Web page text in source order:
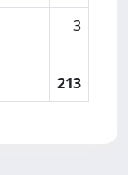
3
213